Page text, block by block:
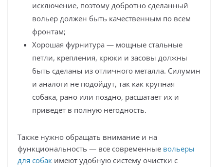
исключение, поэтому добротно сделанный
вольер должен быть качественным по всем
фронтам;
Хорошая фурнитура — мощные стальные
петли, крепления, крюки и засовы должны
быть сделаны из отличного металла. Силумин
и аналоги не подойдут, так как крупная
собака, рано или поздно, расшатает их и
приведет в полную негодность.
Также нужно обращать внимание и на
функциональность — все современные вольеры
для собак имеют удобную систему очистки с